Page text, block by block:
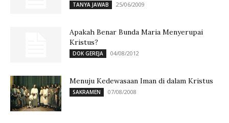
TANYA JAWAB 25/06/2009
Apakah Benar Bunda Maria Menyerupai
Kristus?
DOK GEREJA 04/08/2012
Menuju Kedewasaan Iman di dalam Kristus
SAKRAMEN 07/08/2008